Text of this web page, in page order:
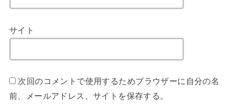
サイト
次回のコメントで使用するためブラウザーに自分の名
前、メールアドレス、サイトを保存する。